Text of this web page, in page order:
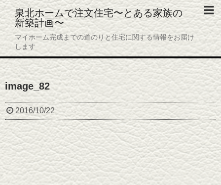
泉北ホームで注文住宅〜とある家族の
新築計画〜
マイホーム完成までの道のりと住宅に関する情報をお届け
します
image_82
2016/10/22
ホーム
プロフィール
プライバシーポリシー
お問い合わせ